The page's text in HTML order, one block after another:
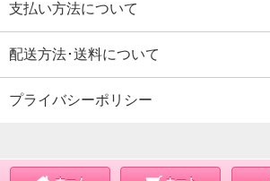
支払い方法について
配送方法･送料について
プライバシーポリシー